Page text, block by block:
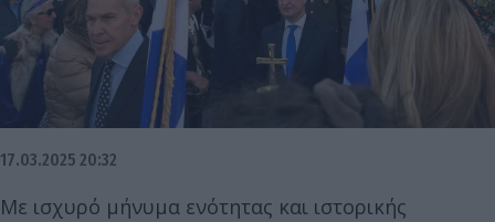
17.03.2025 20:32
Με ισχυρό μήνυμα ενότητας και ιστορικής